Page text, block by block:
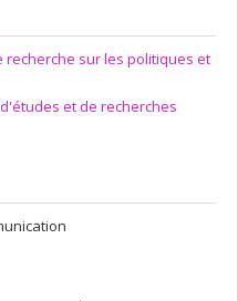
recherche sur les politiques et
et de recherches